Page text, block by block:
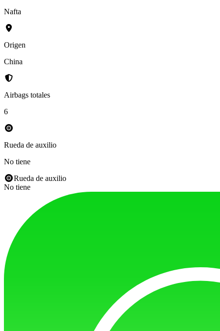
Nafta
Origen
China
Airbags totales
6
Rueda de auxilio
No tiene
Rueda de auxilio
No tiene